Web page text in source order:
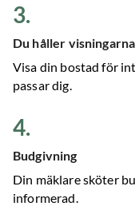
3.
Du håller visningarna
Visa din bostad för
passar dig.
4.
Budgivning
Din mäklare sköter
informerad.